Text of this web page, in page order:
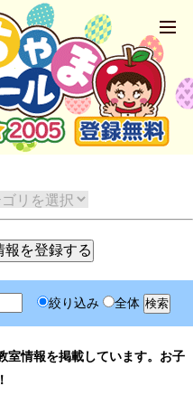
絞り込み 全体
室情報を掲載しています。お子